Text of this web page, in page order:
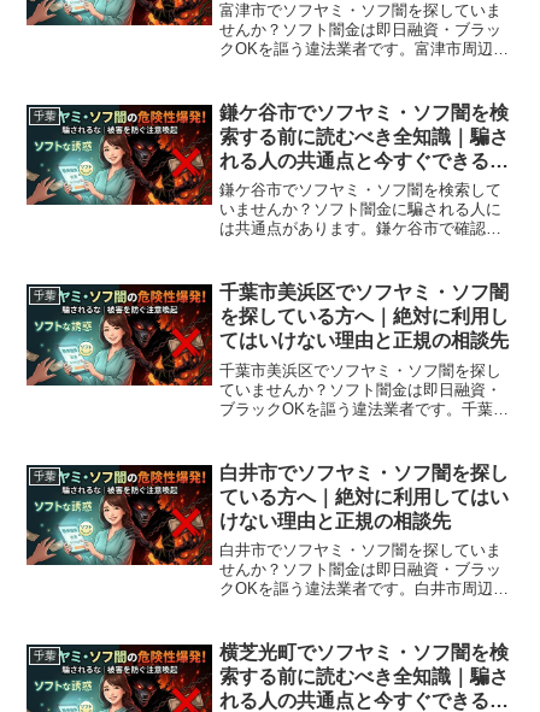
富津市でソフヤミ・ソフ闇を探していま
せんか？ソフト闇金は即日融資・ブラッ
クOKを謳う違法業者です。富津市周辺で
読みください。
千葉
鎌ケ谷市でソフヤミ・ソフ闇を検
索する前に読むべき全知識｜騙さ
れる人の共通点と今すぐできる解
決策
鎌ケ谷市でソフヤミ・ソフ闇を検索して
いませんか？ソフト闇金に騙される人に
は共通点があります。鎌ケ谷市で確認さ
鎌ケ谷市から利用できる無料相談先まで
完全解説。
千葉
千葉市美浜区でソフヤミ・ソフ闇
を探している方へ｜絶対に利用し
てはいけない理由と正規の相談先
千葉市美浜区でソフヤミ・ソフ闇を探し
ていませんか？ソフト闇金は即日融資・
ブラックOKを謳う違法業者です。千葉市
出す前に必ずお読みください。
千葉
白井市でソフヤミ・ソフ闇を探し
ている方へ｜絶対に利用してはい
けない理由と正規の相談先
白井市でソフヤミ・ソフ闇を探していま
せんか？ソフト闇金は即日融資・ブラッ
クOKを謳う違法業者です。白井市周辺で
読みください。
千葉
横芝光町でソフヤミ・ソフ闇を検
索する前に読むべき全知識｜騙さ
れる人の共通点と今すぐできる解